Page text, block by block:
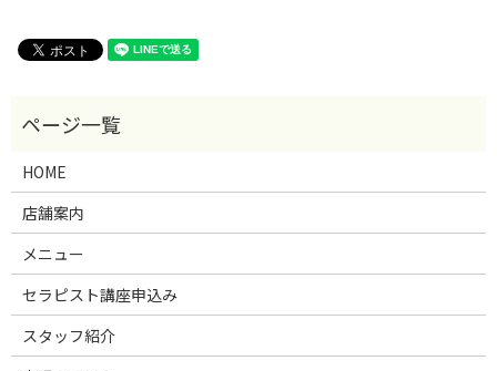
HOME
店舗案内
メニュー
セラピスト講座申込み
スタッフ紹介